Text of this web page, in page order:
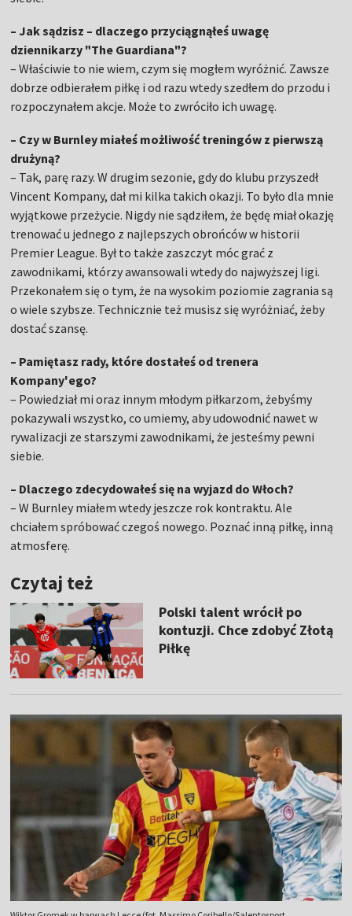
– Jak sądzisz – dlaczego przyciągnąłeś uwagę
dziennikarzy "The Guardiana"?
– Właściwie to nie wiem, czym się mogłem wyróżnić. Zawsze
dobrze odbierałem piłkę i od razu wtedy szedłem do przodu i
rozpoczynałem akcje. Może to zwróciło ich uwagę.
– Czy w Burnley miałeś możliwość treningów z pierwszą
drużyną?
– Tak, parę razy. W drugim sezonie, gdy do klubu przyszedł
Vincent Kompany, dał mi kilka takich okazji. To było dla mnie
wyjątkowe przeżycie. Nigdy nie sądziłem, że będę miał okazję
trenować u jednego z najlepszych obrońców w historii
Premier League. Był to także zaszczyt móc grać z
zawodnikami, którzy awansowali wtedy do najwyższej ligi.
Przekonałem się o tym, że na wysokim poziomie zagrania są
o wiele szybsze. Technicznie też musisz się wyróżniać, żeby
dostać szansę.
– Pamiętasz rady, które dostałeś od trenera
Kompany'ego?
– Powiedział mi oraz innym młodym piłkarzom, żebyśmy
pokazywali wszystko, co umiemy, aby udowodnić nawet w
rywalizacji ze starszymi zawodnikami, że jesteśmy pewni
siebie.
– Dlaczego zdecydowałeś się na wyjazd do Włoch?
– W Burnley miałem wtedy jeszcze rok kontraktu. Ale
chciałem spróbować czegoś nowego. Poznać inną piłkę, inną
atmosferę.
Czytaj też
Polski talent wrócił po
kontuzji. Chce zdobyć Złotą
Piłkę